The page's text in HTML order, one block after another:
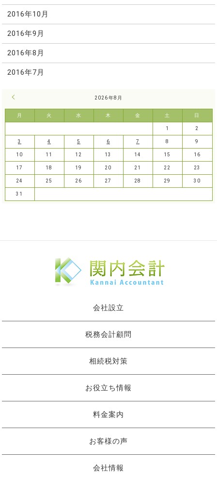
2016年10月
2016年9月
2016年8月
2016年7月
2026年8月
月 火 水 木 金 土 日
1 2
3 4 5 6 7 8 9
10 11 12 13 14 15 16
17 18 19 20 21 22 23
24 25 26 27 28 29 30
31
会社設立
税務会計顧問
相続税対策
お役立ち情報
料金案内
お客様の声
会社情報